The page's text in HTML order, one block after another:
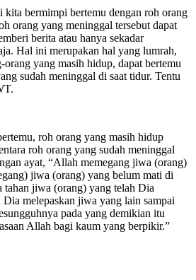
kita bermimpi bertemu dengan roh orang
orang yang meninggal tersebut dapat
berita atau hanya sekadar
Hal ini merupakan hal yang lumrah,
orang yang masih hidup, dapat bertemu
sudah meninggal di saat tidur. Tentu
roh orang yang masih hidup
roh orang yang sudah meninggal
ayat, “Allah memegang jiwa (orang)
jiwa (orang) yang belum mati di
jiwa (orang) yang telah Dia
melepaskan jiwa yang lain sampai
pada yang demikian itu
Allah bagi kaum yang berpikir.”